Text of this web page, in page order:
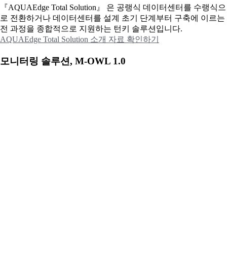
『AQUAEdge Total Solution』 은 공랭식 데이터센터를 수랭식으
로 전환하거나 데이터센터를 설계 초기 단계부터 구축에 이르는
전 과정을 종합적으로 지원하는 턴키 솔루션입니다.
AQUAEdge Total Solution 소개 자료 확인하기
모니터링 솔루션, M-OWL 1.0